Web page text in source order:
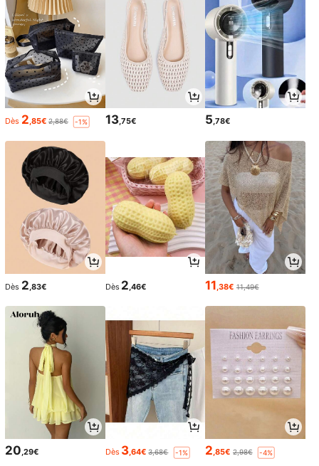
Dès 2,85€ 2,88€ -1% 13,75€ 5,78€
Dès 2 ,83€ Dès 2 ,46€ 11 ,38€ 11,49€
20,29€ Dès 3,64€ 3,68€ -1% 2,85€ 2,98€ -4%